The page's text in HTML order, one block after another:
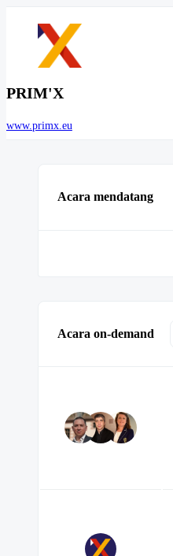
PRIM'X
www.primx.eu
Acara mendatang
Acara on-demand